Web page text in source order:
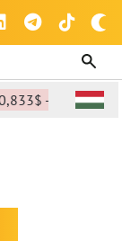
-2,38%